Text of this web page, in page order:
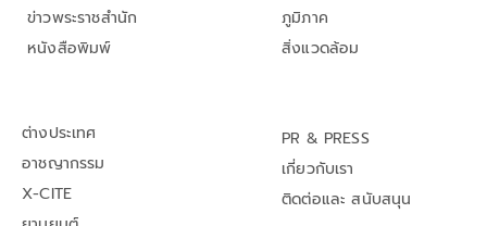
ข่าวพระราชสำนัก
หนังสือพิมพ์
ภูมิภาค
สิ่งแวดล้อม
ต่างประเทศ
อาชญากรรม
X-CITE
PR & PRESS
เกี่ยวกับเรา
ติดต่อและ สนับสนุน